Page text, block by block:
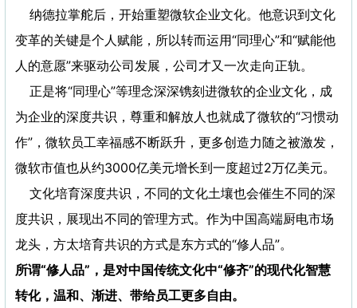
纳德拉掌舵后，开始重塑微软企业文化。他意识到文化
变革的关键是个人赋能，所以转而运用“同理心”和“赋能他
人的意愿”来驱动公司发展，公司才又一次走向正轨。
正是将“同理心”等理念深深镌刻进微软的企业文化，成
为企业的深度共识，尊重和解放人也就成了微软的“习惯动
作”，微软员工幸福感不断跃升，更多创造力随之被激发，
微软市值也从约3000亿美元增长到一度超过2万亿美元。
文化培育深度共识，不同的文化土壤也会催生不同的深
度共识，展现出不同的管理方式。作为中国高端厨电市场
龙头，方太培育共识的方式是东方式的“修人品”。
所谓“修人品”，是对中国传统文化中“修齐”的现代化智慧
转化，温和、渐进、带给员工更多自由。